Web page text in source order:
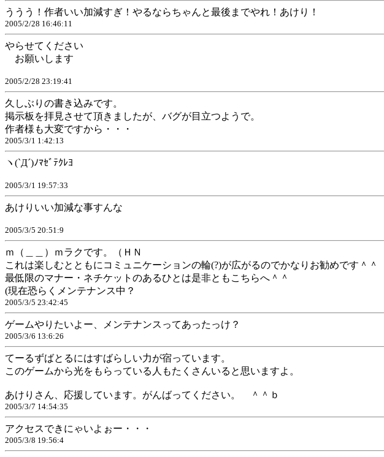
ううう！作者いい加減すぎ！やるならちゃんと最後までやれ！あけり！
2005/2/28 16:46:11
やらせてください
お願いします
2005/2/28 23:19:41
久しぶりの書き込みです。
掲示板を拝見させて頂きましたが、バグが目立つようで。
作者様も大変ですから・・・
2005/3/1 1:42:13
ヽ(`Д´)ﾉﾏｾﾞﾃｸﾚﾖ
2005/3/1 19:57:33
あけりいい加減な事すんな
2005/3/5 20:51:9
ｍ（＿＿）ｍラクです。（ＨＮ
これは楽しむとともにコミュニケーションの輪(?)が広がるのでかなりお勧めです＾＾
最低限のマナー・ネチケットのあるひとは是非ともこちらへ＾＾
(現在恐らくメンテナンス中？
2005/3/5 23:42:45
ゲームやりたいよー、メンテナンスってあったっけ？
2005/3/6 13:6:26
てーるずばとるにはすばらしい力が宿っています。
このゲームから光をもらっている人もたくさんいると思いますよ。
あけりさん、応援しています。がんばってください。 ＾＾ｂ
2005/3/7 14:54:35
アクセスできにゃいよぉー・・・
2005/3/8 19:56:4